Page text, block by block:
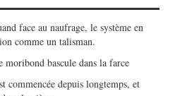
face au naufrage, le système en
comme un talisman.
moribond bascule dans la farce
commencée depuis longtemps, et